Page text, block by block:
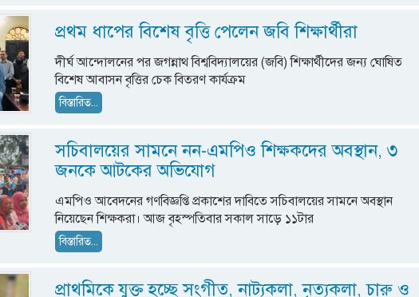
প্রথম ধাপের বিশেষ বৃত্তি পেলেন জবি শিক্ষার্থীরা
দীর্ঘ আন্দোলনের পর জগন্নাথ বিশ্ববিদ্যালয়ের (জবি) শিক্ষার্থীদের জন্য ঘোষিত
বিশেষ আবাসন বৃত্তির চেক বিতরণ কার্যক্রম
বিস্তারিত...
সচিবালয়ের সামনে নন-এমপিও শিক্ষকদের অবস্থান, ৩
জনকে আটকের অভিযোগ
এমপিও আবেদনের গণবিজ্ঞপ্তি প্রকাশের দাবিতে সচিবালয়ের সামনে অবস্থান
নিয়েছেন শিক্ষকরা। আজ বৃহস্পতিবার সকাল সাড়ে ১১টার
বিস্তারিত...
প্রাথমিকে যুক্ত হচ্ছে সংগীত, নাট্যকলা, নৃত্যকলা, চারু ও